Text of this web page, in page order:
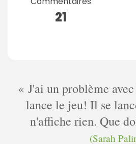
21
J'ai un problème
lance le jeu! Il se
n'affiche rien. Que
(Sarah